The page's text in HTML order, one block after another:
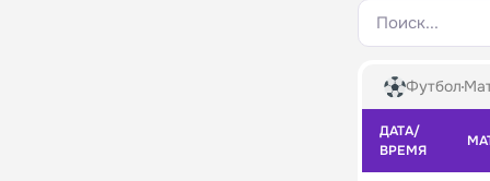
Поиск...
Футбол
ДАТА/
ВРЕМЯ